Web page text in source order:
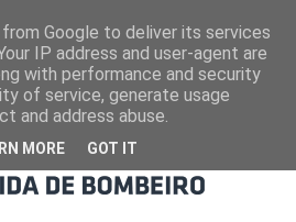
Google to deliver its services
IP address and user-agent are
with performance and security
of service, generate usage
and address abuse.
MORE GOT IT